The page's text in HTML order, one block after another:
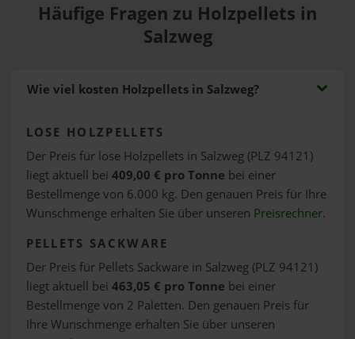
Häufige Fragen zu Holzpellets in
Salzweg
Wie viel kosten Holzpellets in Salzweg?
LOSE HOLZPELLETS
Der Preis für lose Holzpellets in Salzweg (PLZ 94121)
liegt aktuell bei 409,00 € pro Tonne bei einer
Bestellmenge von 6.000 kg. Den genauen Preis für Ihre
Wunschmenge erhalten Sie über unseren Preisrechner.
PELLETS SACKWARE
Der Preis für Pellets Sackware in Salzweg (PLZ 94121)
liegt aktuell bei 463,05 € pro Tonne bei einer
Bestellmenge von 2 Paletten. Den genauen Preis für
Ihre Wunschmenge erhalten Sie über unseren